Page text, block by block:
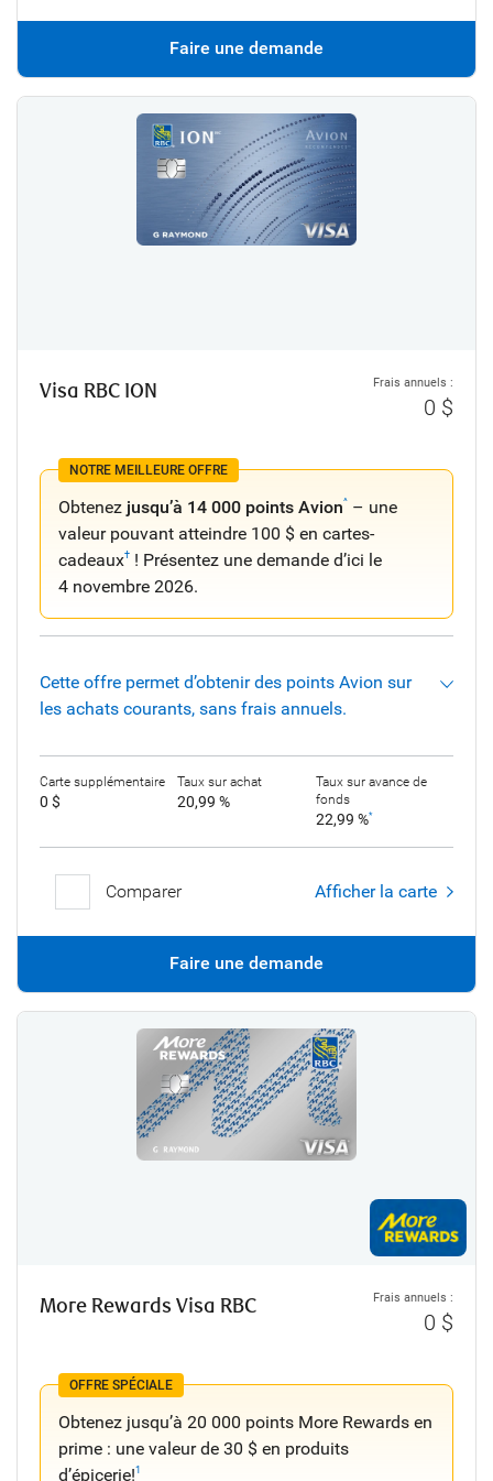
Faire une demande
Visa RBC ION Frais annuels :
0 $
NOTRE MEILLEURE OFFRE
Obtenez jusqu’à 14 000 points Avion^ – une
valeur pouvant atteindre 100 $ en cartes-
cadeaux† ! Présentez une demande d’ici le
4 novembre 2026.
Cette offre permet d’obtenir des points Avion sur
les achats courants, sans frais annuels.
Carte supplémentaire
0 $
Taux sur achat
20,99 %
Taux sur avance de
fonds
22,99 %*
Comparer Afficher la carte
Faire une demande
More Rewards Visa RBC Frais annuels :
0 $
OFFRE SPÉCIALE
Obtenez jusqu’à 20 000 points More Rewards en
prime : une valeur de 30 $ en produits
d’épicerie!1